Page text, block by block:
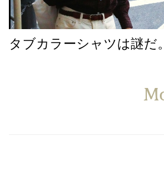
タブカラーシャツは謎だ。